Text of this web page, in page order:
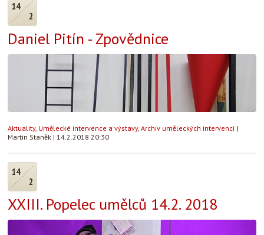
14
2
Daniel Pitín - Zpovědnice
Aktuality, Umělecké intervence a výstavy, Archiv uměleckých intervencí |
Martin Staněk | 14.2.2018 20:30
14
2
XXIII. Popelec umělců 14.2. 2018